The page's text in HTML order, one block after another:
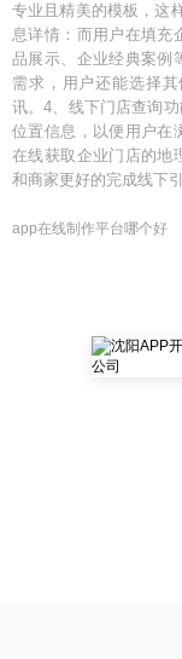
专业且精美的模板，这
息详情：而用户在填充
品展示、企业经典案例
需求，用户还能选择
讯。4、线下门店查询
位置信息，以便用户在
在线获取企业门店的地
和商家更好的完成线下引
app在线制作平台哪个好